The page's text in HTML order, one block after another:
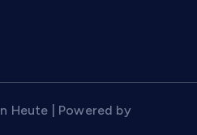
Heute | Powered by